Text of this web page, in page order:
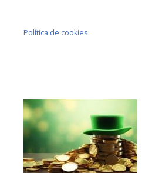
Política de cookies